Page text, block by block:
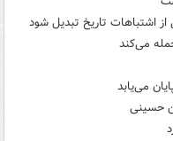
اشتباهات تاریخ تبدیل شود
می‌یابد
حسینی